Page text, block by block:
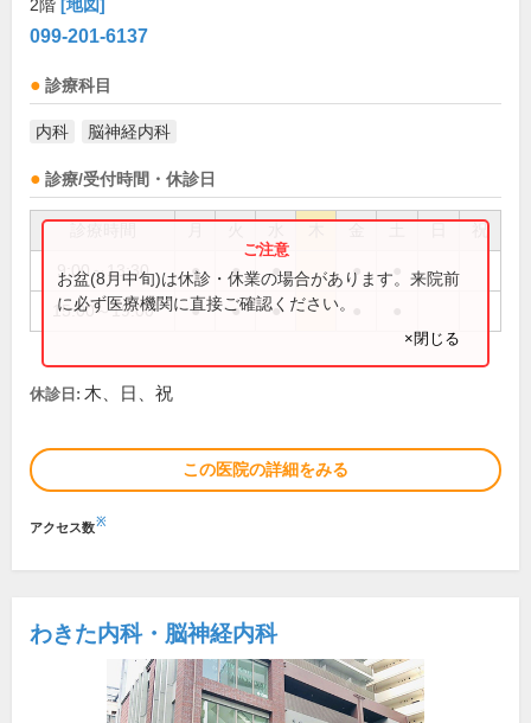
2階 [地図]
099-201-6137
診療科目
内科 脳神経内科
診療/受付時間・休診日
祝
9:00～13:30 ● ● ● ●
15:00～19:00 ● ● ●
お盆(8月中旬)は休診・休業の場合があります。来院前
に必ず医療機関に直接ご確認ください。
×閉じる
休診日: 木、日、祝
この医院の詳細をみる
アクセス数※
わきた内科・脳神経内科